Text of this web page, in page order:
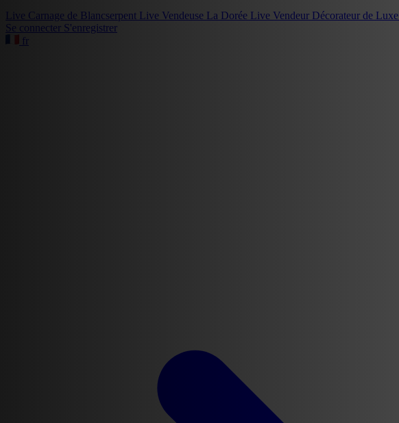
Live Carnage de Blancserpent Live Vendeuse La Dorée Live Vendeur Décorateur de Luxe
Se connecter S'enregistrer
fr